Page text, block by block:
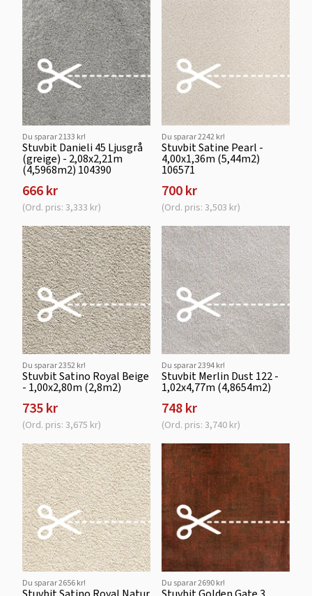
Du sparar 2133 kr!
Stuvbit Danieli 45 Ljusgrå
(greige) - 2,08x2,21m
(4,5968m2) 104390
666 kr
(Ord. pris: 3,333 kr)
Du sparar 2242 kr!
Stuvbit Satine Pearl -
4,00x1,36m (5,44m2)
106571
700 kr
(Ord. pris: 3,503 kr)
Du sparar 2352 kr!
Stuvbit Satino Royal Beige
- 1,00x2,80m (2,8m2)
735 kr
(Ord. pris: 3,675 kr)
Du sparar 2394 kr!
Stuvbit Merlin Dust 122 -
1,02x4,77m (4,8654m2)
748 kr
(Ord. pris: 3,740 kr)
Du sparar 2656 kr! Du sparar 2690 kr!